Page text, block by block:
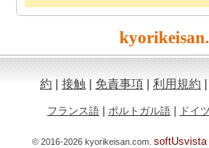
約 | 接触 | 免責事項 | 利用規約 |
フランス語 | ポルトガル語 | ドイ
© 2016-2026 kyorikeisan.com. softUsvista